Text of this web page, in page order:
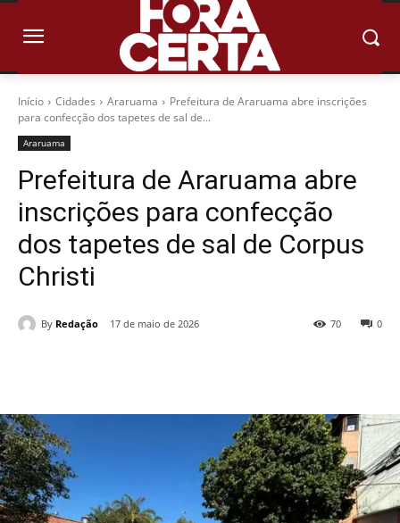
Início Cidades Araruama
Prefeitura de Araruama abre inscrições
para confecção dos tapetes de sal de...
Araruama
Prefeitura de Araruama abre
inscrições para confecção
dos tapetes de sal de Corpus
Christi
By Redação 17 de maio de 2026 0
70